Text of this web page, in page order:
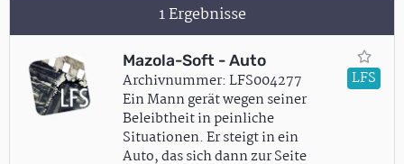
1 Ergebnisse
Mazola-Soft - Auto
Archivnummer: LFS004277
Ein Mann gerät wegen seiner
Beleibtheit in peinliche
Situationen. Er steigt in ein
Auto, das sich dann zur Seite
LFS